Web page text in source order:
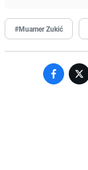
#Muamer Zukić